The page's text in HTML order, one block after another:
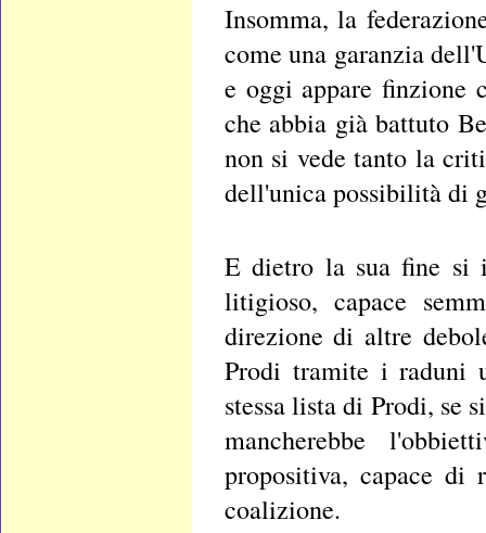
Insomma, la
come una garanzia
e oggi appare finzione
che abbia già battuto
non si vede tanto la
dell'unica possibilità di
E dietro la sua fine si
litigioso, capace
direzione di altre
Prodi tramite i raduni
stessa lista di Prodi, se
mancherebbe
propositiva, capace di
coalizione.